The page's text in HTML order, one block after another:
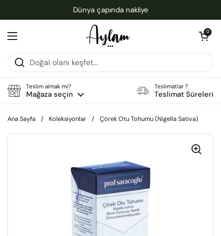
Dünya çapında nakliye
Menüyü aç
Sepeti aç
0
Teslim almak mı?
Mağaza seçin
Teslimatlar ?
Teslimat Süreleri
Ana Sayfa / Koleksiyonlar / Çörek Otu Tohumu (Nigella Sativa)